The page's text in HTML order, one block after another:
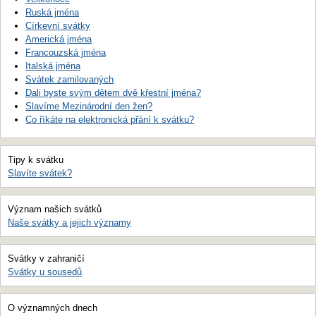
Ruská jména
Církevní svátky
Americká jména
Francouzská jména
Italská jména
Svátek zamilovaných
Dali byste svým dětem dvě křestní jména?
Slavíme Mezinárodní den žen?
Co říkáte na elektronická přání k svátku?
Tipy k svátku
Slavíte svátek?
Význam našich svátků
Naše svátky a jejich významy
Svátky v zahraničí
Svátky u sousedů
O významných dnech